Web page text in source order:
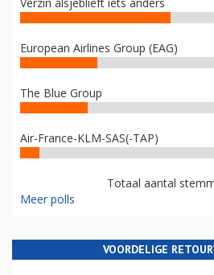
Verzin alsjeblieft iets anders
European Airlines Group (EAG)
The Blue Group
Air-France-KLM-SAS(-TAP)
Totaal aantal
Meer polls
VOORDELIGE